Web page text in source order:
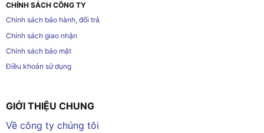
CHÍNH SÁCH CÔNG TY
Chính sách bảo hành, đổi trả
Chính sách giao nhận
Chính sách bảo mật
Điều khoản sử dụng
GIỚI THIỆU CHUNG
Về công ty chúng tôi